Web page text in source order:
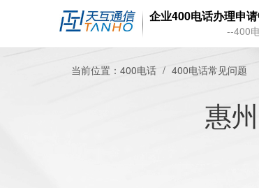
企业400电话办理申
--400
当前位置： 400电话 400电话常见问题
惠